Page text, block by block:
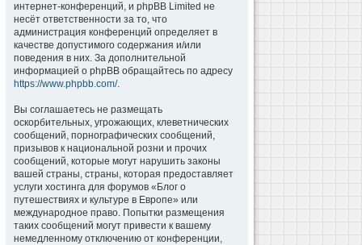
интернет-конференций, и phpBB Limited не
несёт ответственности за то, что
администрация конференций определяет в
качестве допустимого содержания и/или
поведения в них. За дополнительной
информацией о phpBB обращайтесь по адресу
https://www.phpbb.com/.
Вы соглашаетесь не размещать
оскорбительных, угрожающих, клеветнических
сообщений, порнографических сообщений,
призывов к национальной розни и прочих
сообщений, которые могут нарушить законы
вашей страны, страны, которая предоставляет
услуги хостинга для форумов «Блог о
путешествиях и культуре в Европе» или
международное право. Попытки размещения
таких сообщений могут привести к вашему
немедленному отключению от конференции,